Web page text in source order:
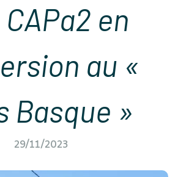
en
au «
Basque »
29/11/2023